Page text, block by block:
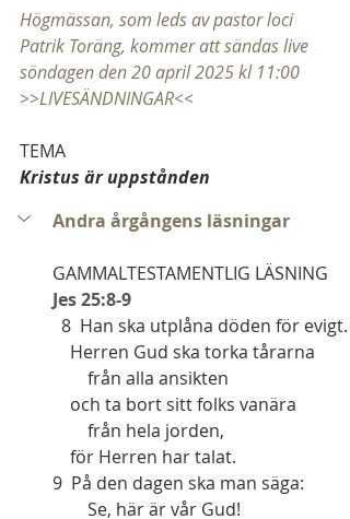
Högmässan, som leds av pastor loci
Patrik Toräng, kommer att sändas live
söndagen den 20 april 2025 kl 11:00
>>LIVESÄNDNINGAR<<
TEMA
Kristus är uppstånden
Andra årgångens läsningar
GAMMALTESTAMENTLIG LÄSNING
Jes 25:8-9
  8  Han ska utplåna döden för evigt.
    Herren Gud ska torka tårarna
        från alla ansikten
    och ta bort sitt folks vanära
        från hela jorden,
    för Herren har talat.
9  På den dagen ska man säga:
        Se, här är vår Gud!